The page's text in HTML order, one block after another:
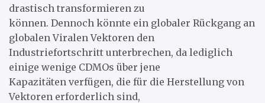
drastisch transformieren zu
können. Dennoch könnte ein globaler Rückgang an
globalen Viralen Vektoren den
Industriefortschritt unterbrechen, da lediglich
einige wenige CDMOs über jene
Kapazitäten verfügen, die für die Herstellung von
Vektoren erforderlich sind,